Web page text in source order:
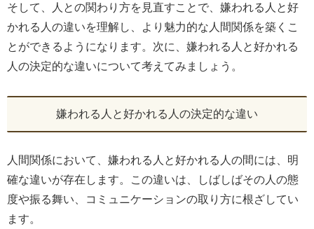
そして、人との関わり方を見直すことで、嫌われる人と好
かれる人の違いを理解し、より魅力的な人間関係を築くこ
とができるようになります。次に、嫌われる人と好かれる
人の決定的な違いについて考えてみましょう。
嫌われる人と好かれる人の決定的な違い
人間関係において、嫌われる人と好かれる人の間には、明
確な違いが存在します。この違いは、しばしばその人の態
度や振る舞い、コミュニケーションの取り方に根ざしてい
ます。